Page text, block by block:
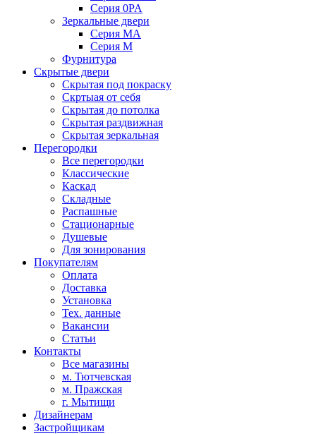
Серия 0PA
Зеркальные двери
Серия MA
Серия M
Фурнитура
Скрытые двери
Скрытая под покраску
Скртыая от себя
Скрытая до потолка
Скрытая раздвижная
Скрытая зеркальная
Перегородки
Все перегородки
Классические
Каскад
Складные
Распашные
Стационарные
Душевые
Для зонирования
Покупателям
Оплата
Доставка
Установка
Тех. данные
Вакансии
Статьи
Контакты
Все магазины
м. Тютчевская
м. Пражская
г. Мытищи
Дизайнерам
Застройщикам